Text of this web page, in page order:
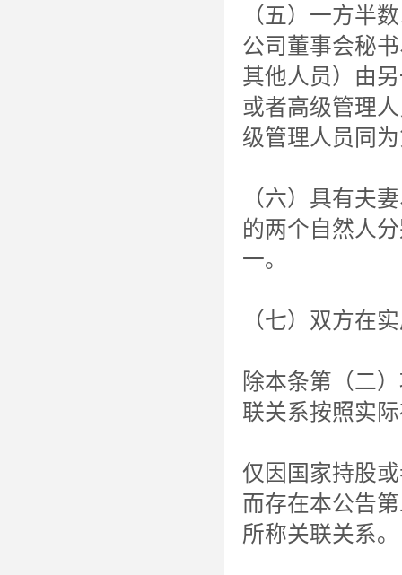
（五）一方半
公司董事会秘
其他人员）由
或者高级管理
级管理人员同
（六）具有夫
的两个自然人
一。
（七）双方在
除本条第（二
联关系按照实
仅因国家持股
而存在本公告
所称关联关系。